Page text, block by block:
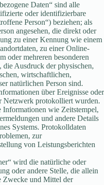
Daten“ sind alle
oder identifizierbare
Person“) beziehen; als
angesehen, die direkt oder
zu einer Kennung wie einem
zu einer Online-
oder mehreren besonderen
Ausdruck der physischen,
wirtschaftlichen,
natürlichen Person sind.
über Ereignisse oder
Netzwerk protokolliert wurden.
Informationen wie Zeitstempel,
und andere Details
Systems. Protokolldaten
zur
von Leistungsberichten
wird die natürliche oder
oder andere Stelle, die allein
Zwecke und Mittel der